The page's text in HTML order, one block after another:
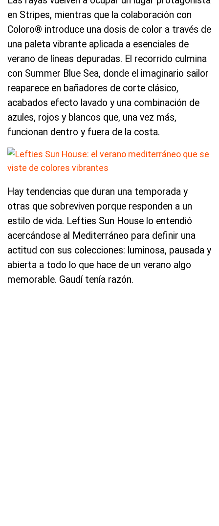
en Stripes, mientras que la colaboración con
Coloro® introduce una dosis de color a través de
una paleta vibrante aplicada a esenciales de
verano de líneas depuradas. El recorrido culmina
con Summer Blue Sea, donde el imaginario sailor
reaparece en bañadores de corte clásico,
acabados efecto lavado y una combinación de
azules, rojos y blancos que, una vez más,
funcionan dentro y fuera de la costa.
Hay tendencias que duran una temporada y
otras que sobreviven porque responden a un
estilo de vida. Lefties Sun House lo entendió
acercándose al Mediterráneo para definir una
actitud con sus colecciones: luminosa, pausada y
abierta a todo lo que hace de un verano algo
memorable. Gaudí tenía razón.